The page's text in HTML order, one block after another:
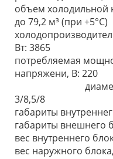
объем холодильной
до 79,2 м³ (при +5°С)
Вт: 3865
потребляемая
диаметр труб
3/8,5/8
габариты
габариты внешнего
вес внутреннего
вес наружного